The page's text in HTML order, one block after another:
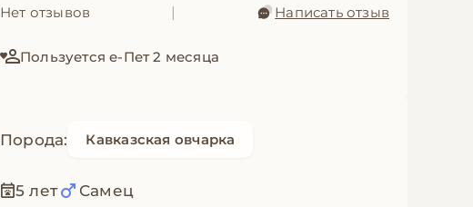
Нет отзывов | Написать отзыв
Пользуется е-Пет 2 месяца
Порода: Кавказская овчарка
5 лет Самец